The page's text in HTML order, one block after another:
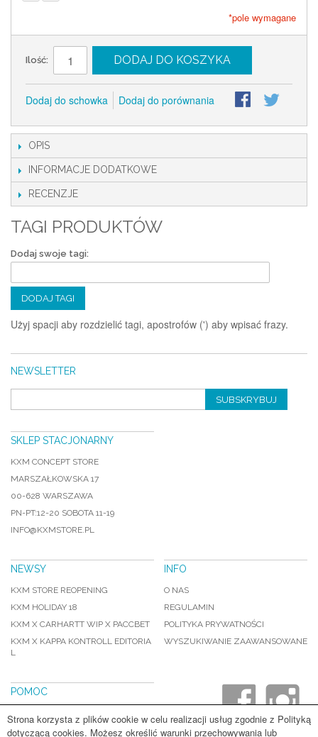
*pole wymagane
Ilość: DODAJ DO KOSZYKA
Dodaj do schowka Dodaj do porównania
OPIS
INFORMACJE DODATKOWE
RECENZJE
TAGI PRODUKTÓW
Dodaj swoje tagi:
DODAJ TAGI
Użyj spacji aby rozdzielić tagi, apostrofów (') aby wpisać frazy.
NEWSLETTER
SUBSKRYBUJ
SKLEP STACJONARNY
KXM CONCEPT STORE
MARSZAŁKOWSKA 17
00-628 WARSZAWA
PN-PT:12-20 SOBOTA 11-19
INFO@KXMSTORE.PL
NEWSY
KXM STORE REOPENING
KXM HOLIDAY 18
KXM X CARHARTT WIP X PACCBET
KXM X KAPPA KONTROLL EDITORIA
L
INFO
O NAS
REGULAMIN
POLITYKA PRYWATNOŚCI
WYSZUKIWANIE ZAAWANSOWANE
POMOC
WYMIANY I ZWROTY
Strona korzysta z plików cookie w celu realizacji usług zgodnie z Polityką
dotyczącą cookies. Możesz określić warunki przechowywania lub